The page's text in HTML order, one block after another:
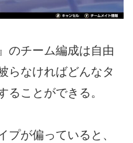
のチーム編成は自由
らなければどんなタ
ることができる。
が偏っていると、